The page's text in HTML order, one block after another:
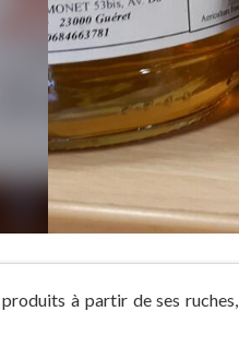
à partir de ses ruches,